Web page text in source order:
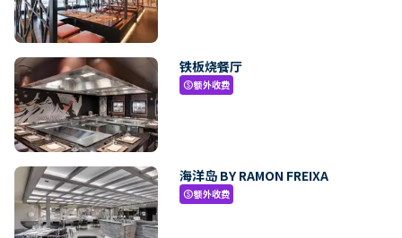
铁板烧餐厅
paid额外收费
海洋岛 BY RAMON FREIXA
paid额外收费